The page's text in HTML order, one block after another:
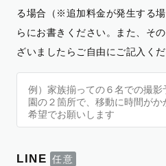
る場合（※追加料金が発生する
らにお書きください。また、そ
ざいましたらご自由にご記入くだ
LINE